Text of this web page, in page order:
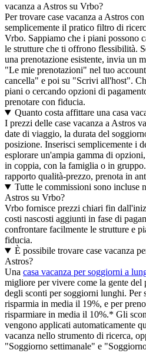
vacanza a Astros su Vrbo?
Per trovare case vacanza a Astros
semplicemente il pratico filtro di
Vrbo. Sappiamo che i piani possono
le strutture che ti offrono flessibilità.
una prenotazione esistente, invia un
"Le mie prenotazioni" nel tuo
cancella" e poi su "Scrivi all'host".
piani o cercando opzioni di
prenotare con fiducia.
Quanto costa affittare una casa
I prezzi delle case vacanza a Astros
date di viaggio, la durata del
posizione. Inserisci semplicemente i
esplorare un'ampia gamma di
in coppia, con la famiglia o in
rapporto qualità-prezzo, prenota in
Tutte le commissioni sono incluse
Astros su Vrbo?
Vrbo fornisce prezzi chiari fin
costi nascosti aggiunti in fase di
confrontare facilmente le strutture e
fiducia.
È possibile trovare case vacanza
Astros?
Una casa vacanza per soggiorni a
migliore per vivere come la gente
degli sconti per soggiorni lunghi. Per
risparmia in media il 19%, e per
risparmiare in media il 10%.* Gli
vengono applicati automaticamente
vacanza nello strumento di ricerca,
"Soggiorno settimanale" e